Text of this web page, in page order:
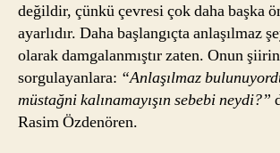
değildir, çünkü çevresi çok daha başka
ayarlıdır. Daha başlangıçta anlaşılmaz
olarak damgalanmıştır zaten. Onun
sorgulayanlara: “Anlaşılmaz
müstağni kalınamayışın sebebi neydi?”
Rasim Özdenören.